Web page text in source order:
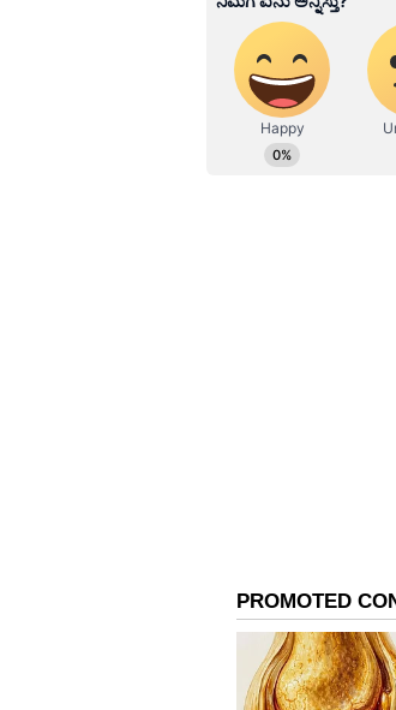
ವಹಿಸಿದ್ದ ಜಿಲ್ಲಾ
ಶಾಸಕರು,
ಮುಟ್ಟಿಸಿದ್ದಾರೆ.
ಹೂರಣ ಹೊತ್ತು
ಎತ್ತುವ